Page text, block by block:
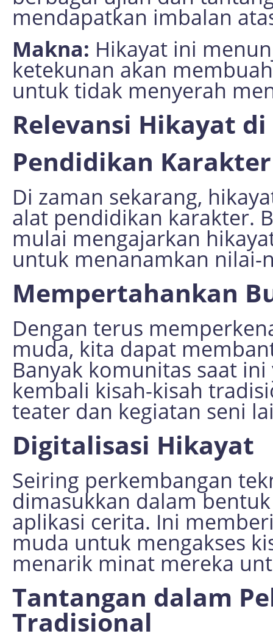
mendapatkan imbalan
Makna: Hikayat ini
ketekunan akan
untuk tidak menyerah
Relevansi Hikayat
Pendidikan Karakter
Di zaman sekarang,
alat pendidikan karakter.
mulai mengajarkan
untuk menanamkan nilai-
Mempertahankan
Dengan terus
muda, kita dapat
Banyak komunitas saat
kembali kisah-kisah
teater dan kegiatan seni
Digitalisasi Hikayat
Seiring perkembangan
dimasukkan dalam
aplikasi cerita. Ini
muda untuk mengakses
menarik minat mereka
Tantangan dalam
Tradisional